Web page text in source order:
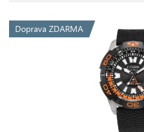
Doprava ZDARMA